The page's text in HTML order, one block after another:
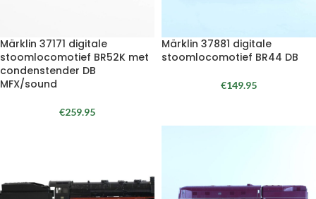
Märklin 37171 digitale
stoomlocomotief BR52K met
condenstender DB
MFX/sound
€259.95
Märklin 37881 digitale
stoomlocomotief BR44 DB
€149.95